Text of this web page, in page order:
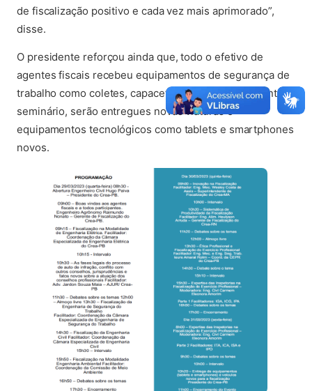
de fiscalização positivo e cada vez mais aprimorado”,
disse.
O presidente reforçou ainda que, todo o efetivo de
agentes fiscais recebeu equipamentos de segurança de
trabalho como coletes, capacetes, botas e que durante o
seminário, serão entregues novas viaturas e
equipamentos tecnológicos como tablets e smartphones
novos.